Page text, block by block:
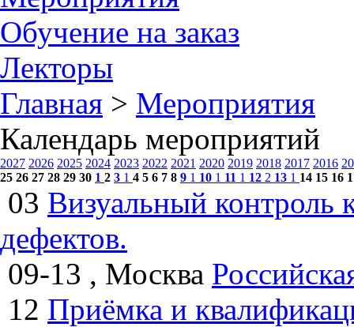
Обучение на заказ
Лекторы
Главная > Мероприятия
Календарь мероприятий
2027 2026 2025 2024 2023 2022 2021 2020 2019 2018 2017 2016
25 26 27 28 29 30 1 2 3 1 4 5 6 7 8 9 1 10 1 11 1 12 2 13 1 14 15 16
03 Визуальный контроль
дефектов.
09-13 , Москва
12 Приёмка и